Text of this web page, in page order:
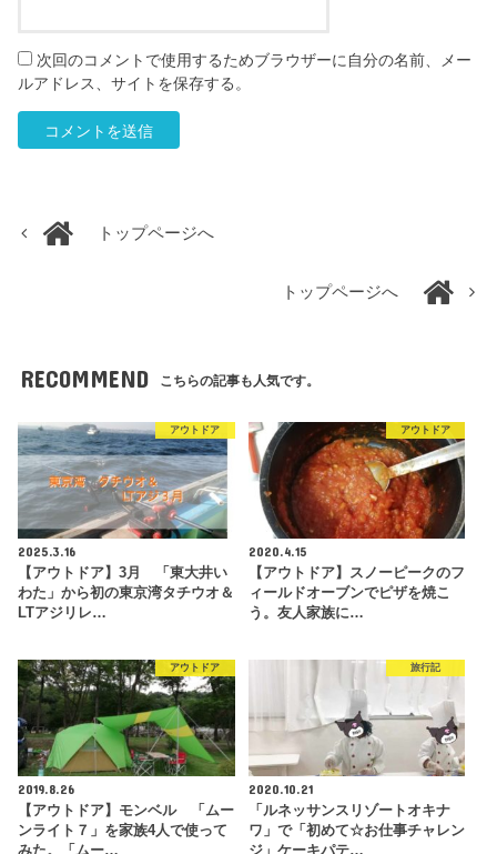
次回のコメントで使用するためブラウザーに自分の名前、メー
ルアドレス、サイトを保存する。
トップページへ
トップページへ
RECOMMEND こちらの記事も人気です。
アウトドア
2025.3.16
【アウトドア】3月 「東大井い
わた」から初の東京湾タチウオ＆
LTアジリレ…
アウトドア
2020.4.15
【アウトドア】スノーピークのフ
ィールドオーブンでピザを焼こ
う。友人家族に…
アウトドア
2019.8.26
【アウトドア】モンベル 「ムー
ンライト７」を家族4人で使って
みた。「ムー…
旅行記
2020.10.21
「ルネッサンスリゾートオキナ
ワ」で「初めて☆お仕事チャレン
ジ」ケーキパテ…